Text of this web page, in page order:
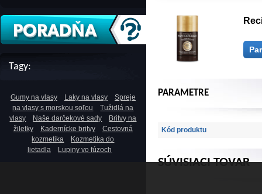
Tagy:
Gumy na vlasy Laky na vlasy
Spreje
na vlasy s morskou soľou
Tužidlá na
vlasy
Naše darčekové sady
Britvy na
žiletky
Kadernícke britvy
Cestovná
kozmetika
Kozmetika do
lietadla
Lupiny vo fúzoch
PARAMETRE
Kód produktu
SÚVISIACI TOVAR